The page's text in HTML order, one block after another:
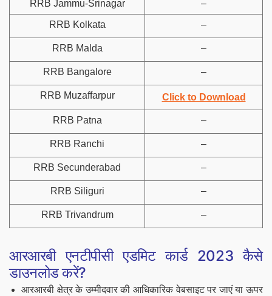
RRB Jammu-Srinagar –
RRB Kolkata –
RRB Malda –
RRB Bangalore –
RRB Muzaffarpur Click to Download
RRB Patna –
RRB Ranchi –
RRB Secunderabad –
RRB Siliguri –
RRB Trivandrum –
आरआरबी एनटीपीसी एडमिट कार्ड 2023 कैसे
डाउनलोड करें?
आरआरबी क्षेत्र के उम्मीदवार की आधिकारिक वेबसाइट पर जाएं या ऊपर